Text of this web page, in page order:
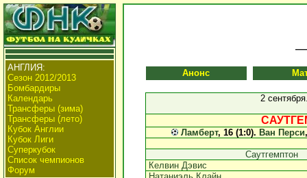
АНГЛИЯ:
Сезон 2012/2013
Бомбардиры
Календарь
Трансферы (зима)
Трансферы (лето)
Кубок Англии
Кубок Лиги
Суперкубок
Список чемпионов
Форум
Анонс
2
Ламберт, 16 (1:0). Ван Перси
Саутгемптон
Келвин Дэвис